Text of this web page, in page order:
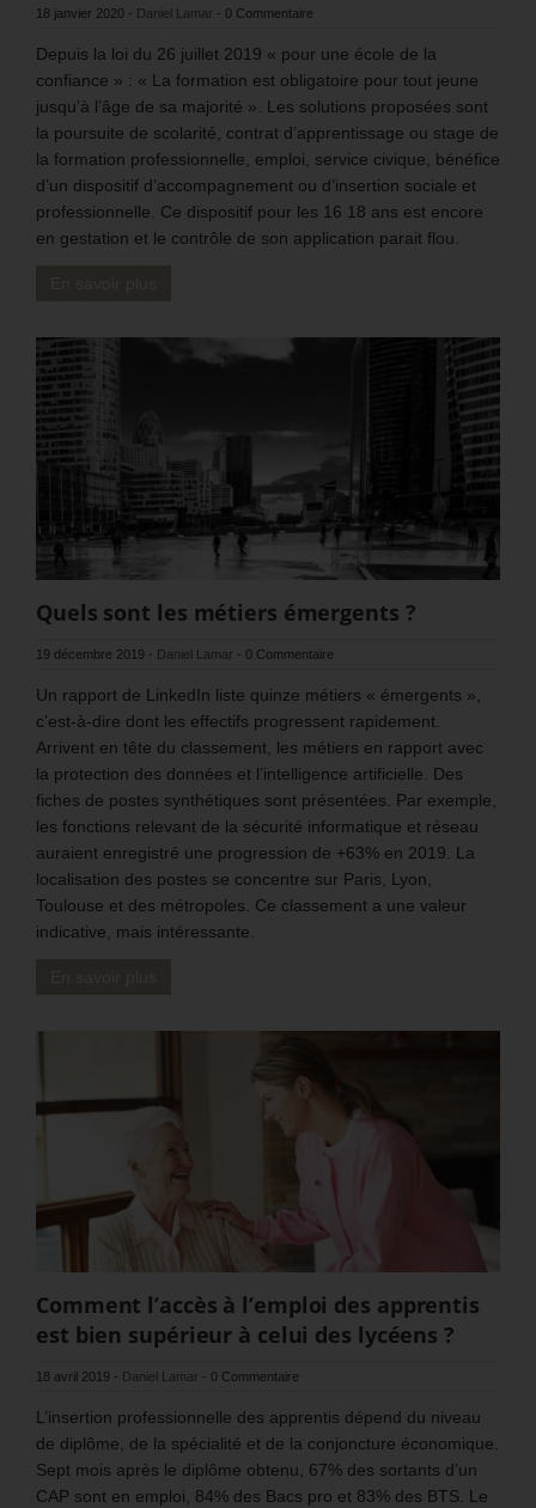
18 janvier 2020 - Daniel Lamar - 0 Commentaire
Depuis la loi du 26 juillet 2019 « pour une école de la
confiance » : « La formation est obligatoire pour tout jeune
jusqu’à l’âge de sa majorité ». Les solutions proposées sont
la poursuite de scolarité, contrat d’apprentissage ou stage de
la formation professionnelle, emploi, service civique, bénéfice
d’un dispositif d’accompagnement ou d’insertion sociale et
professionnelle. Ce dispositif pour les 16 18 ans est encore
en gestation et le contrôle de son application parait flou.
Quels sont les métiers émergents ?
19 décembre 2019 - Daniel Lamar - 0 Commentaire
Un rapport de LinkedIn liste quinze métiers « émergents »,
c’est-à-dire dont les effectifs progressent rapidement.
Arrivent en tête du classement, les métiers en rapport avec
la protection des données et l’intelligence artificielle. Des
fiches de postes synthétiques sont présentées. Par exemple,
les fonctions relevant de la sécurité informatique et réseau
auraient enregistré une progression de +63% en 2019. La
localisation des postes se concentre sur Paris, Lyon,
Toulouse et des métropoles. Ce classement a une valeur
indicative, mais intéressante.
Comment l’accès à l’emploi des apprentis
est bien supérieur à celui des lycéens ?
18 avril 2019 - Daniel Lamar - 0 Commentaire
L’insertion professionnelle des apprentis dépend du niveau
de diplôme, de la spécialité et de la conjoncture économique.
Sept mois après le diplôme obtenu, 67% des sortants d’un
CAP sont en emploi, 84% des Bacs pro et 83% des BTS. Le